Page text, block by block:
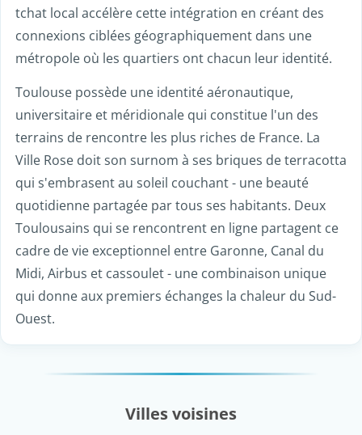
tchat local accélère cette intégration en créant des
connexions ciblées géographiquement dans une
métropole où les quartiers ont chacun leur identité.
Toulouse possède une identité aéronautique,
universitaire et méridionale qui constitue l'un des
terrains de rencontre les plus riches de France. La
Ville Rose doit son surnom à ses briques de terracotta
qui s'embrasent au soleil couchant - une beauté
quotidienne partagée par tous ses habitants. Deux
Toulousains qui se rencontrent en ligne partagent ce
cadre de vie exceptionnel entre Garonne, Canal du
Midi, Airbus et cassoulet - une combinaison unique
qui donne aux premiers échanges la chaleur du Sud-
Ouest.
Villes voisines